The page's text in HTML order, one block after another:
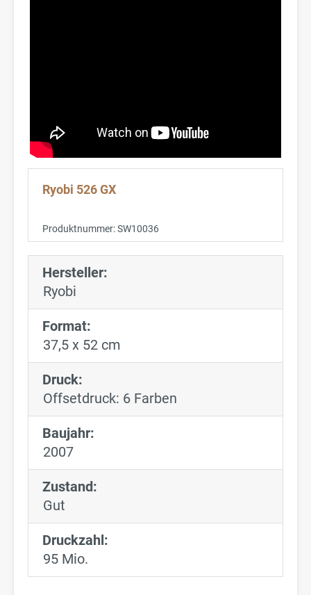
Ryobi 526 GX
Produktnummer:SW10036
Hersteller:
Ryobi
Format:
37,5 x 52 cm
Druck:
Offsetdruck: 6 Farben
Baujahr:
2007
Zustand:
Gut
Druckzahl:
95 Mio.